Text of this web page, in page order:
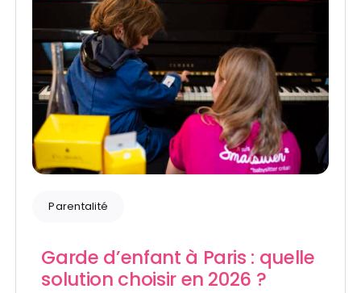
Parentalité
Garde d’enfant à Paris : quelle
solution choisir en 2026 ?